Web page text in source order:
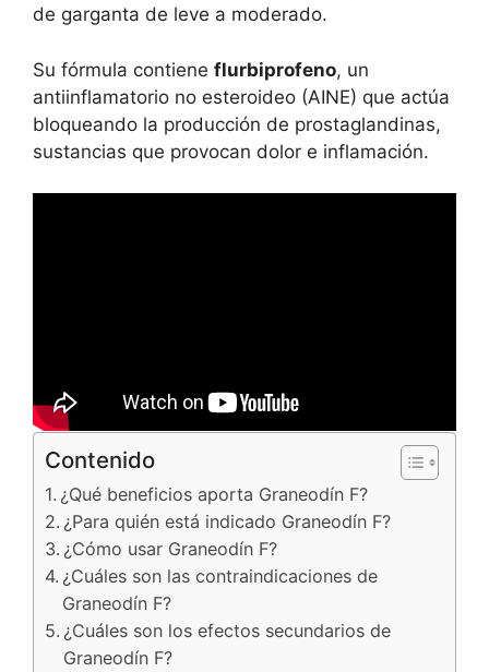
de garganta de leve a moderado.
Su fórmula contiene flurbiprofeno, un
antiinflamatorio no esteroideo (AINE) que actúa
bloqueando la producción de prostaglandinas,
sustancias que provocan dolor e inflamación.
Contenido
¿Qué beneficios aporta Graneodín F?
¿Para quién está indicado Graneodín F?
¿Cómo usar Graneodín F?
¿Cuáles son las contraindicaciones de
Graneodín F?
¿Cuáles son los efectos secundarios de
Graneodín F?